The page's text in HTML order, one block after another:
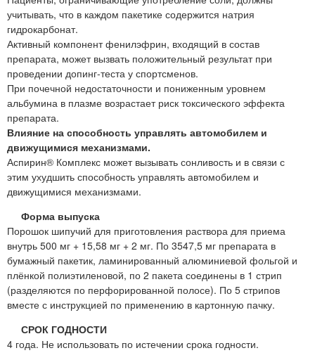
учитывать, что в каждом пакетике содержится натрия
гидрокарбонат.
Активный компонент фенилэфрин, входящий в состав
препарата, может вызвать положительный результат при
проведении допинг-теста у спортсменов.
При почечной недостаточности и пониженным уровнем
альбумина в плазме возрастает риск токсического эффекта
препарата.
Влияние на способность управлять автомобилем и
движущимися механизмами.
Аспирин® Комплекс может вызывать сонливость и в связи с
этим ухудшить способность управлять автомобилем и
движущимися механизмами.
Форма выпуска
Порошок шипучий для приготовления раствора для приема
внутрь 500 мг + 15,58 мг + 2 мг. По 3547,5 мг препарата в
бумажный пакетик, ламинированный алюминиевой фольгой и
плёнкой полиэтиленовой, по 2 пакета соединены в 1 стрип
(разделяются по перфорированной полосе). По 5 стрипов
вместе с инструкцией по применению в картонную пачку.
СРОК ГОДНОСТИ
4 года. Не использовать по истечении срока годности.